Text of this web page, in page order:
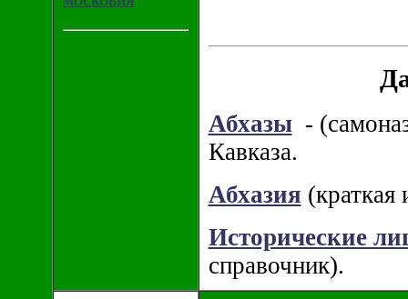
Абхазы-
Кавказа.
Абхазия (краткая
Исторические
справочник).